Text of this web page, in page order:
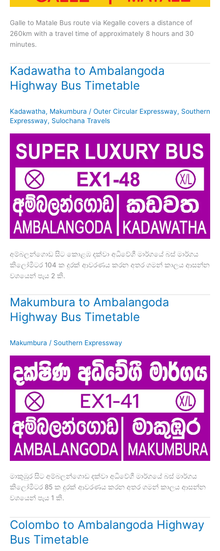
Galle to Matale Bus route via Kegalle covers a distance of
260km with a travel time of approximately 8 hours and 30
minutes.
Kadawatha to Ambalangoda
Highway Bus Timetable
Kadawatha, Makumbura / Outer Circular Expressway, Southern
Expressway, Sulochana Travels
අම්බලන්ගොඩ සිට කොළඹ දක්වා අධිවේගී මාර්ගයේ බස් මාර්ගය
කිලෝමීටර 104 ක දුරක් ආවරණය කරන අතර ගමන් කාලය ආසන්න
වශයෙන් පැය 2 කි.
Makumbura to Ambalangoda
Highway Bus Timetable
Makumbura / Southern Expressway
මාකුඹුර සිට අම්බලන්ගොඩ දක්වා අධිවේගී මාර්ගයේ බස් මාර්ගය
කිලෝමීටර 85 ක දුරක් ආවරණය කරන අතර ගමන් කාලය ආසන්න
වශයෙන් පැය 1 කි.
Colombo to Ambalangoda Highway
Bus Timetable